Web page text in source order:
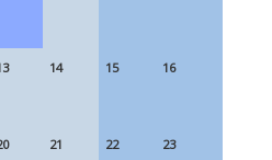
14 15 16
21 22 23